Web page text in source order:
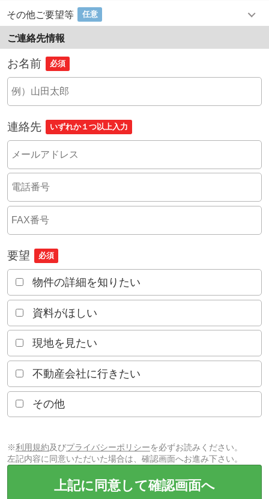
その他ご要望等 任意
ご連絡先情報
お名前 必須
連絡先 いずれか１つ以上入力
要望 必須
物件の詳細を知りたい
資料がほしい
現地を見たい
不動産会社に行きたい
その他
※利用規約及びプライバシーポリシーを必ずお読みください。
左記内容に同意いただいた場合は、確認画面へお進み下さい。
上記に同意して確認画面へ